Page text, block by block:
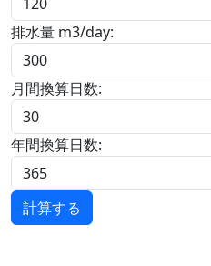
排水量 m3/day:
月間換算日数:
年間換算日数:
計算する